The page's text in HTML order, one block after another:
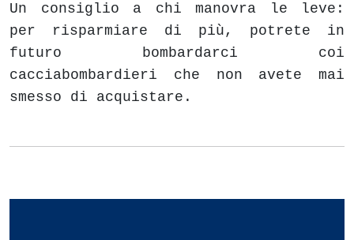
Un consiglio a chi manovra le leve:
per risparmiare di più, potrete in
futuro bombardarci coi
cacciabombardieri che non avete mai
smesso di acquistare.